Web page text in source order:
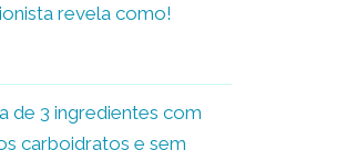
revela como!
de 3 ingredientes com
carboidratos e sem